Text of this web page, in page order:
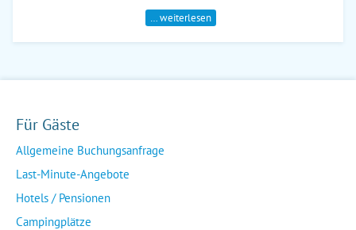
… weiterlesen
Für Gäste
Allgemeine Buchungsanfrage
Last-Minute-Angebote
Hotels / Pensionen
Campingplätze